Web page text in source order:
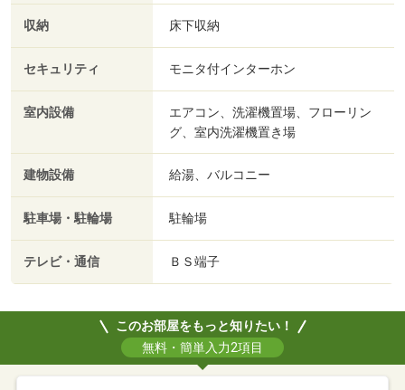
収納 床下収納
セキュリティ モニタ付インターホン
室内設備
エアコン、洗濯機置場、フローリン
グ、室内洗濯機置き場
建物設備 給湯、バルコニー
駐車場・駐輪場 駐輪場
テレビ・通信 ＢＳ端子
このお部屋をもっと知りたい！
無料・簡単入力2項目